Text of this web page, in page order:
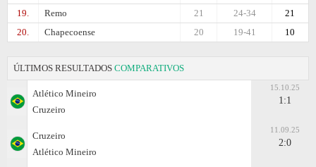
19.
Remo 21
24-34
21
20.
Chapecoense 10
19-41
20
ÚLTIMOS RESULTADOS COMPARATIVOS
Atlético Mineiro
Cruzeiro
15.10.25
1:1
Cruzeiro
Atlético Mineiro
11.09.25
2:0